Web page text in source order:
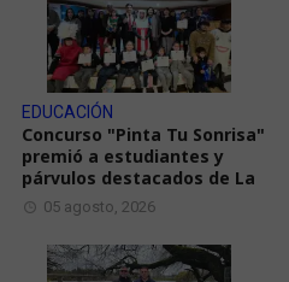
EDUCACIÓN
Concurso "Pinta Tu Sonrisa"
premió a estudiantes y
párvulos destacados de La
05 agosto, 2026